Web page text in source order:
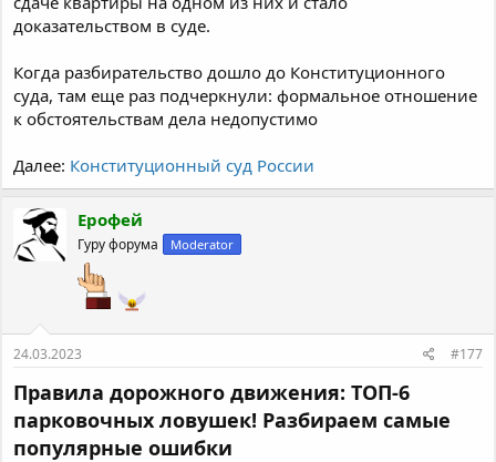
доказательством в суде.
Когда разбирательство дошло до Конституционного
суда, там еще раз подчеркнули: формальное отношение
к обстоятельствам дела недопустимо
Далее: Конституционный суд России
Ерофей
Гуру форума Moderator
24.03.2023 #177
Правила дорожного движения: ТОП-6
парковочных ловушек! Разбираем самые
популярные ошибки